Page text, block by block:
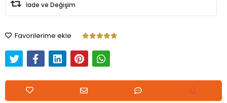
İade ve Değişim
Favorilerime ekle